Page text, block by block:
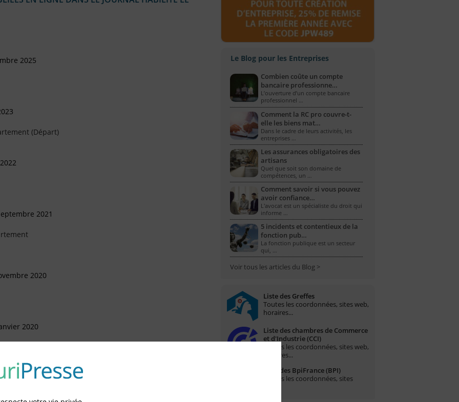
2025
(Départ)
2021
2020
2020
2018
Le Blog pour les Entreprises
Combien coûte un compte
bancaire professionne…
L’ouverture d’un compte bancaire
professionnel …
Comment la RC pro couvre-t-
elle les biens mat…
Dans le cadre de leurs activités, les
entreprises …
Les assurances obligatoires des
artisans
Quel que soit son domaine de
compétences, un …
Comment savoir si vous pouvez
avoir confiance…
L'avocat est un spécialiste du droit qui
informe …
5 incidents et contentieux de la
fonction pub…
La fonction publique est un secteur
qui, …
Voir tous les articles du Blog >
Liste des Greffes
Toutes les coordonnées, sites web,
horaires...
Liste des chambres de Commerce
et d'Industrie (CCI)
Toutes les coordonnées, sites web,
horaires...
Liste des BpiFrance (BPI)
Toutes les coordonnées, sites